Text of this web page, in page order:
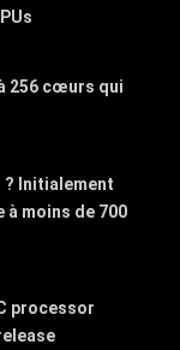
256 cœurs qui
? Initialement
à moins de 700
processor